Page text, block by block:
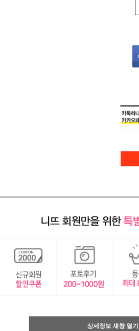
상세정보 새창 열기